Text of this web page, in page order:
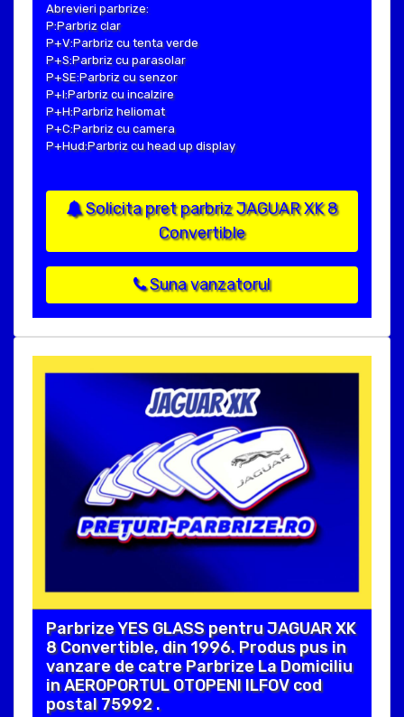
Abrevieri parbrize:
P:Parbriz clar
P+V:Parbriz cu tenta verde
P+S:Parbriz cu parasolar
P+SE:Parbriz cu senzor
P+I:Parbriz cu incalzire
P+H:Parbriz heliomat
P+C:Parbriz cu camera
P+Hud:Parbriz cu head up display
Solicita pret parbriz JAGUAR XK 8
Convertible
Suna vanzatorul
Parbrize YES GLASS pentru JAGUAR XK
8 Convertible, din 1996. Produs pus in
vanzare de catre Parbrize La Domiciliu
in AEROPORTUL OTOPENI ILFOV cod
postal 75992 .